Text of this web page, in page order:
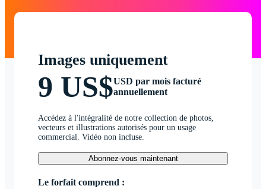
Images uniquement
9 US$USD par mois facturé
annuellement
Accédez à l'intégralité de notre collection de photos,
vecteurs et illustrations autorisés pour un usage
commercial. Vidéo non incluse.
Abonnez-vous maintenant
Le forfait comprend :